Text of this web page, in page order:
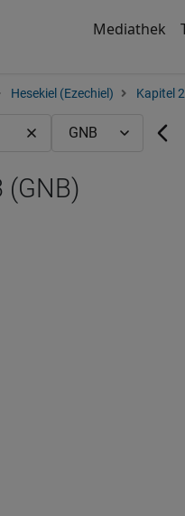
Mediathek
Hesekiel (Ezechiel) Kapitel
(GNB)